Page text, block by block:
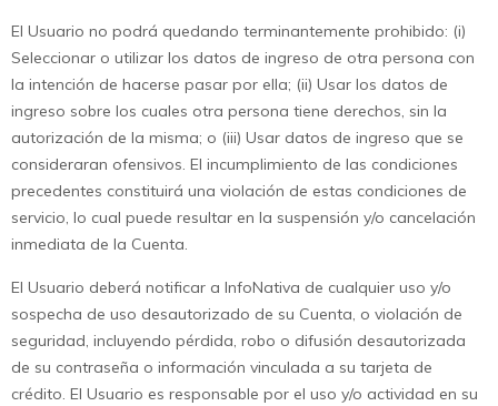
El Usuario no podrá quedando terminantemente prohibido: (i)
Seleccionar o utilizar los datos de ingreso de otra persona con
la intención de hacerse pasar por ella; (ii) Usar los datos de
ingreso sobre los cuales otra persona tiene derechos, sin la
autorización de la misma; o (iii) Usar datos de ingreso que se
consideraran ofensivos. El incumplimiento de las condiciones
precedentes constituirá una violación de estas condiciones de
servicio, lo cual puede resultar en la suspensión y/o cancelación
inmediata de la Cuenta.
El Usuario deberá notificar a InfoNativa de cualquier uso y/o
sospecha de uso desautorizado de su Cuenta, o violación de
seguridad, incluyendo pérdida, robo o difusión desautorizada
de su contraseña o información vinculada a su tarjeta de
crédito. El Usuario es responsable por el uso y/o actividad en su